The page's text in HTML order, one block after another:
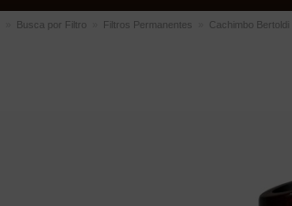
Busca por Filtro Filtros Permanentes Cachimbo